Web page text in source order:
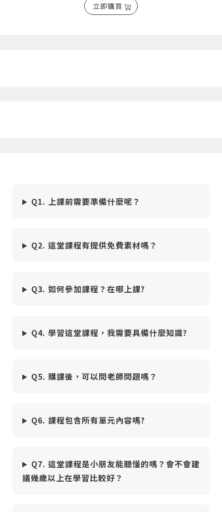
確定
立即購買
Q1. 上課前需要準備什麼呢？
Q2. 這堂課程有提供免費素材嗎？
Q3. 如何參加課程？在哪上課?
Q4. 學習這堂課程，我需要具備什麼知識?
Q5. 購課後，可以問老師問題嗎？
Q6. 課程包含所有單元內容嗎?
Q7. 這堂課程是小朋友能聽懂的嗎？會不會建
議幾歲以上在學習比較好？